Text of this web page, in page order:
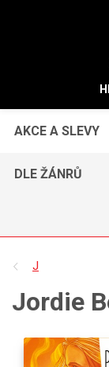
AKCE A SLEVY
DLE ŽÁNRŮ
J
Jordie